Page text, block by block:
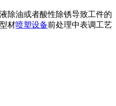
除油或者酸性除锈导致工件的
材喷塑设备前处理中表调工艺